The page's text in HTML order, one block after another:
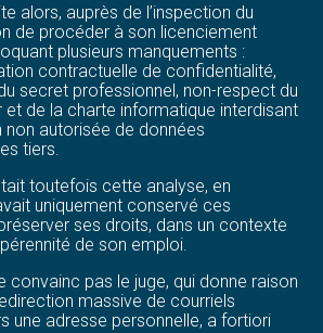
alors, auprès de l’inspection du
de procéder à son licenciement
plusieurs manquements :
contractuelle de confidentialité,
secret professionnel, non-respect du
et de la charte informatique interdisant
autorisée de données
tiers.
toutefois cette analyse, en
uniquement conservé ces
ses droits, dans un contexte
de son emploi.
convainc pas le juge, qui donne raison
massive de courriels
une adresse personnelle, a fortiori